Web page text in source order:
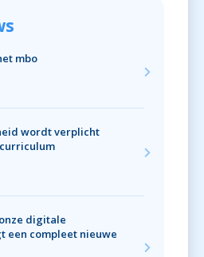
mbo
wordt verplicht
digitale
een compleet nieuwe